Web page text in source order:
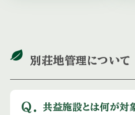
別荘地管理について
Q.
共益施設とは何が対